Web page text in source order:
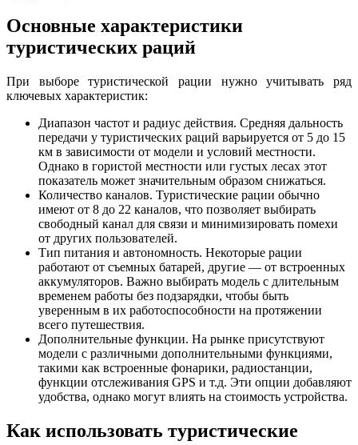
Основные характеристики
туристических раций
При выборе туристической рации нужно учитывать ряд
ключевых характеристик:
Диапазон частот и радиус действия. Средняя дальность
передачи у туристических раций варьируется от 5 до 15
км в зависимости от модели и условий местности.
Однако в гористой местности или густых лесах этот
показатель может значительным образом снижаться.
Количество каналов. Туристические рации обычно
имеют от 8 до 22 каналов, что позволяет выбирать
свободный канал для связи и минимизировать помехи
от других пользователей.
Тип питания и автономность. Некоторые рации
работают от съемных батарей, другие — от встроенных
аккумуляторов. Важно выбирать модель с длительным
временем работы без подзарядки, чтобы быть
уверенным в их работоспособности на протяжении
всего путешествия.
Дополнительные функции. На рынке присутствуют
модели с различными дополнительными функциями,
такими как встроенные фонарики, радиостанции,
функции отслеживания GPS и т.д. Эти опции добавляют
удобства, однако могут влиять на стоимость устройства.
Как использовать туристические